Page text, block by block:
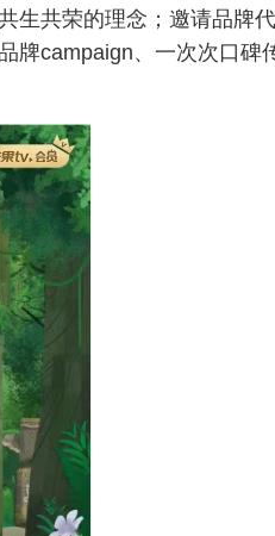
生共荣的理念；邀请品牌
牌campaign、一次次口碑